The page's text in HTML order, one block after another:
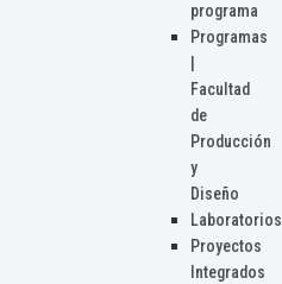
programa
Programas
Facultad
de
Producción
y
Diseño
Laboratorios
Proyectos
Integrados